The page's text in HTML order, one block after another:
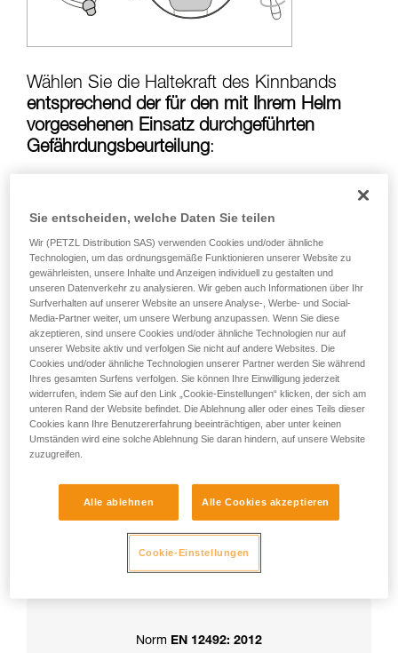
entsprechende Ausbildung und ein spezielles
Sie ihn eigenständig durchführen.
Wir geben Beispiele für die mit Ihrer Aktivität
verbundenen Techniken. Möglicherweise gibt es
noch andere Techniken, die hier nicht
beschrieben werden.
Wählen Sie die Haltekraft des Kinnbands
entsprechend der für den mit Ihrem Helm
vorgesehenen Einsatz durchgeführten
Gefährdungsbeurteilung:
Risiko, dass der Helm bei einem Sturz vom
Kopf gerissen wird:Haltekraft des Kinnbands
in der Position über50 kg
Strangulationsrisiko, wenn sich der Helm
verfängt:Haltekraft des Kinnbands in der
Position unter25 kg
Achtung: Ihr Helm wird in der Position
Die Wahl der Haltekraft des Kinnbands
bestimmt auch die Zertifizierung
Norm EN 12492: 2012
Sie entscheiden, welche Daten Sie teilen
Wir (PETZL Distribution SAS) verwenden Cookies und/oder ähnliche
Technologien, um das ordnungsgemäße Funktionieren unserer Website zu
gewährleisten, unsere Inhalte und Anzeigen individuell zu gestalten und
unseren Datenverkehr zu analysieren. Wir geben auch Informationen über Ihr
Surfverhalten auf unserer Website an unsere Analyse-, Werbe- und Social-
Media-Partner weiter, um unsere Werbung anzupassen. Wenn Sie diese
akzeptieren, sind unsere Cookies und/oder ähnliche Technologien nur auf
unserer Website aktiv und verfolgen Sie nicht auf andere Websites. Die
Cookies und/oder ähnliche Technologien unserer Partner werden Sie während
Ihres gesamten Surfens verfolgen. Sie können Ihre Einwilligung jederzeit
widerrufen, indem Sie auf den Link „Cookie-Einstellungen“ klicken, der sich am
unteren Rand der Website befindet. Die Ablehnung aller oder eines Teils dieser
Cookies kann Ihre Benutzererfahrung beeinträchtigen, aber unter keinen
Umständen wird eine solche Ablehnung Sie daran hindern, auf unsere Website
zuzugreifen.
Alle ablehnen Alle Cookies akzeptieren
Cookie-Einstellungen